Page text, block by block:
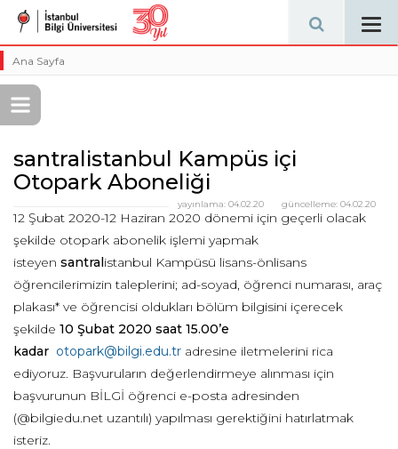
Ana Sayfa
santralistanbul Kampüs içi
Otopark Aboneliği
güncelleme: 04.02.20
yayınlama: 04.02.20
12 Şubat 2020-12 Haziran 2020 dönemi için geçerli olacak
şekilde otopark abonelik işlemi yapmak
isteyen santralistanbul Kampüsü lisans-önlisans
öğrencilerimizin taleplerini; ad-soyad, öğrenci numarası, araç
plakası* ve öğrencisi oldukları bölüm bilgisini içerecek
şekilde 10 Şubat 2020 saat 15.00’e
kadar otopark@bilgi.edu.tr adresine iletmelerini rica
ediyoruz. Başvuruların değerlendirmeye alınması için
başvurunun BİLGİ öğrenci e-posta adresinden
(@bilgiedu.net uzantılı) yapılması gerektiğini hatırlatmak
isteriz.